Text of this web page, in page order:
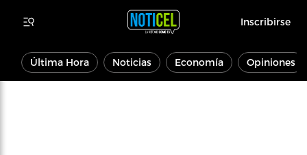
Inscribirse
Última Hora Noticias Economía Opiniones